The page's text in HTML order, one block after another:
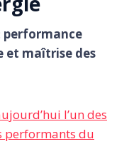
performance
et maîtrise des
l’un des
performants du